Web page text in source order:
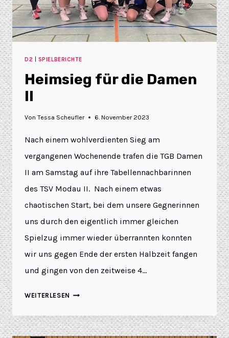
D2 SPIELBERICHTE
Heimsieg für die Damen
II
Von Tessa Scheufler 6. November 2023
Nach einem wohlverdienten Sieg am
vergangenen Wochenende trafen die TGB Damen
II am Samstag auf ihre Tabellennachbarinnen
des TSV Modau II. Nach einem etwas
chaotischen Start, bei dem unsere Gegnerinnen
uns durch den eigentlich immer gleichen
Spielzug immer wieder überrannten konnten
wir uns gegen Ende der ersten Halbzeit fangen
und gingen von den zeitweise 4…
WEITERLESEN